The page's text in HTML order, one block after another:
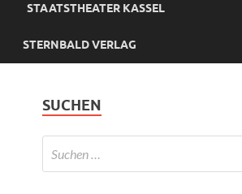
STAATSTHEATER KASSEL
STERNBALD VERLAG
SUCHEN